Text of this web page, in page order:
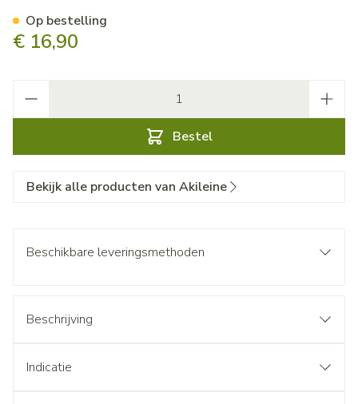
€ 16,90
Bestel
Op bestelling
Bekijk alle producten van Akileine
Beschikbare leveringsmethoden
Beschrijving
Indicatie